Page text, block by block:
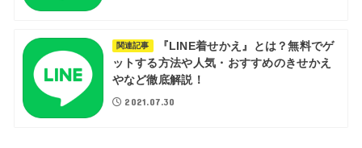
関連記事
『LINE着せかえ』とは？無料でゲ
ットする方法や人気・おすすめのきせかえ
やなど徹底解説！
2021.07.30